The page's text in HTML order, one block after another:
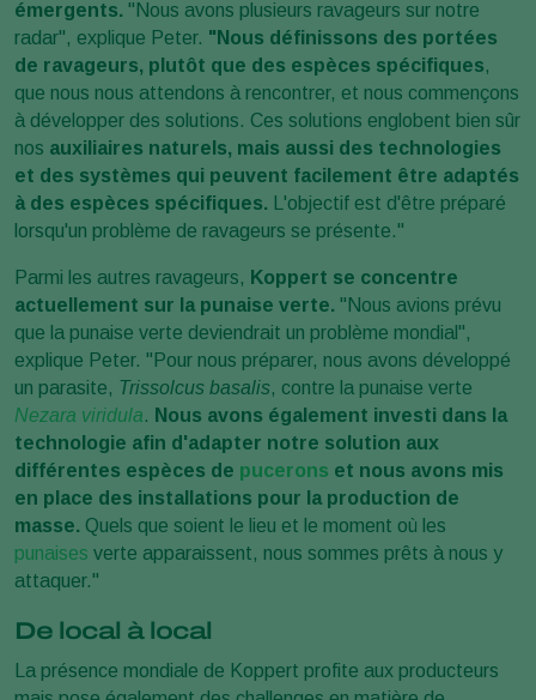
émergents. "Nous avons plusieurs ravageurs sur notre
radar", explique Peter. "Nous définissons des portées
de ravageurs, plutôt que des espèces spécifiques,
que nous nous attendons à rencontrer, et nous commençons
à développer des solutions. Ces solutions englobent bien sûr
nos auxiliaires naturels, mais aussi des technologies
et des systèmes qui peuvent facilement être adaptés
à des espèces spécifiques.
L'objectif est d'être préparé
lorsqu'un problème de ravageurs se présente."
Parmi les autres ravageurs, Koppert se concentre
actuellement sur la punaise verte. "Nous avions prévu
que la punaise verte deviendrait un problème mondial",
explique Peter. "Pour nous préparer, nous avons développé
un parasite, Trissolcus basalis, contre la punaise verte
Nezara viridula. Nous avons également investi dans la
technologie afin d'adapter notre solution aux
différentes espèces de pucerons et nous avons mis
en place des installations pour la production de
masse. Quels que soient le lieu et le moment où les
punaises verte apparaissent, nous sommes prêts à nous y
attaquer."
De local à local
La présence mondiale de Koppert profite aux producteurs